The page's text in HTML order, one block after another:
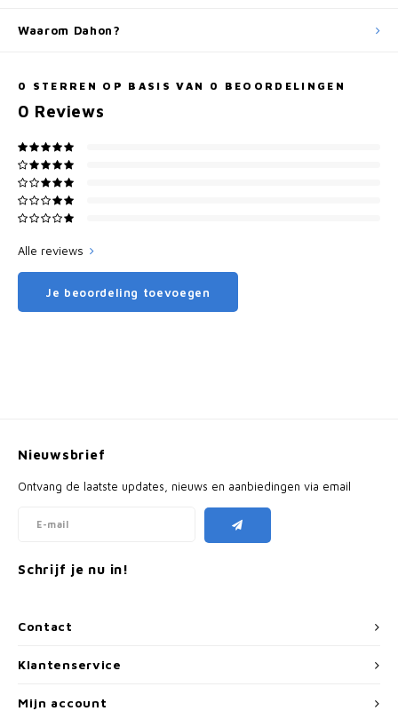
Waarom Dahon?
0 STERREN OP BASIS VAN 0 BEOORDELINGEN
0 Reviews
Alle reviews
Je beoordeling toevoegen
Contact
Nieuwsbrief
Ontvang de laatste updates, nieuws en aanbiedingen via email
Schrijf je nu in!
Klantenservice
Mijn account